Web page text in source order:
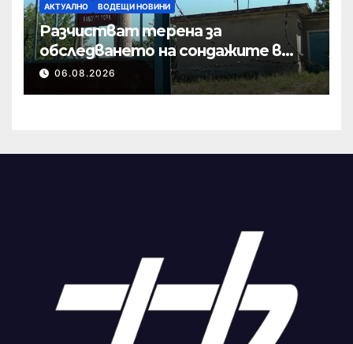
АКТУАЛНО ВОДЕЩИ НОВИНИ
Разчистват терена за
обследването на сондажите в
„Мътница“
06.08.2026